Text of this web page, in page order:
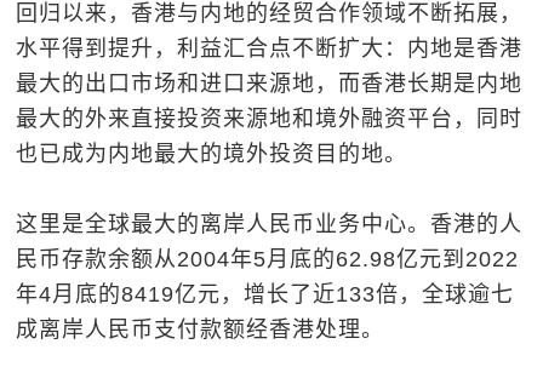
回归以来，香港与内地的经贸合作领域不断拓展，
水平得到提升，利益汇合点不断扩大：内地是香港
最大的出口市场和进口来源地，而香港长期是内地
最大的外来直接投资来源地和境外融资平台，同时
也已成为内地最大的境外投资目的地。
这里是全球最大的离岸人民币业务中心。香港的人
民币存款余额从2004年5月底的62.98亿元到2022
年4月底的8419亿元，增长了近133倍，全球逾七
成离岸人民币支付款额经香港处理。